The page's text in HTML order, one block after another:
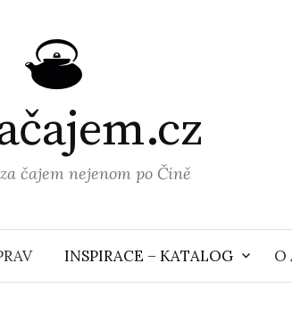
čajem nejenom po Číně
INSPIRACE – KATALOG O